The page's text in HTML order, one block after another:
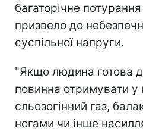
багаторічне
призвело до
суспільної напруги.
"Якщо людина готова
повинна отримувати у
сльозогінний газ,
ногами чи інше